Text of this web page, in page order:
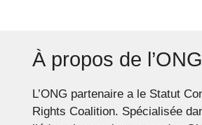
À propos de
L’ONG partenaire a le Statut
Rights Coalition. Spécialisée